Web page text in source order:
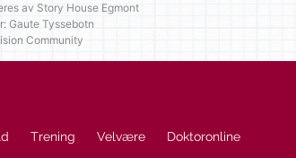
av Story House Egmont
Gaute Tyssebotn
Community
Trening Velvære Doktoronline